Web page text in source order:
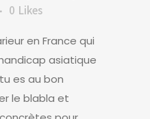
0 Likes
en France qui
asiatique
es au bon
le blabla et